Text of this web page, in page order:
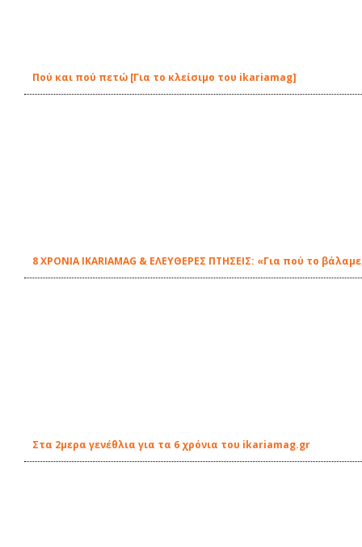
Πού και πού πετώ [Για το κλείσιμο του ikariamag]
8 ΧΡΟΝΙΑ IKARIAMAG & ΕΛΕΥΘΕΡΕΣ ΠΤΗΣΕΙΣ: «Για πού το
Στα 2μερα γενέθλια για τα 6 χρόνια του ikariamag.gr